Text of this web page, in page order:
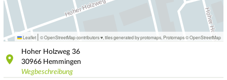
Leaflet | © OpenStreetMap contributors ♥, tiles generated by protomaps Protomaps©OpenStreetMap
Hoher Holzweg 36
30966 Hemmingen
Wegbeschreibung